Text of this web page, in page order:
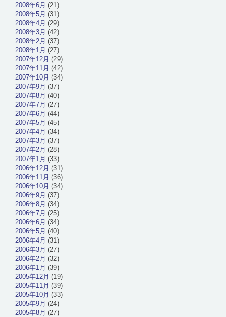
2008年6月 (21)
2008年5月 (31)
2008年4月 (29)
2008年3月 (42)
2008年2月 (37)
2008年1月 (27)
2007年12月 (29)
2007年11月 (42)
2007年10月 (34)
2007年9月 (37)
2007年8月 (40)
2007年7月 (27)
2007年6月 (44)
2007年5月 (45)
2007年4月 (34)
2007年3月 (37)
2007年2月 (28)
2007年1月 (33)
2006年12月 (31)
2006年11月 (36)
2006年10月 (34)
2006年9月 (37)
2006年8月 (34)
2006年7月 (25)
2006年6月 (34)
2006年5月 (40)
2006年4月 (31)
2006年3月 (27)
2006年2月 (32)
2006年1月 (39)
2005年12月 (19)
2005年11月 (39)
2005年10月 (33)
2005年9月 (24)
2005年8月 (27)